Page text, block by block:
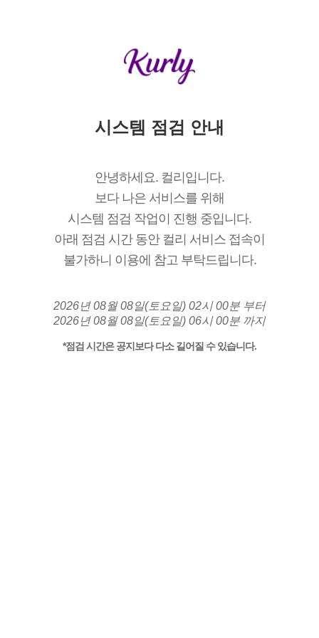
시스템 점검 안내
안녕하세요. 컬리입니다.
보다 나은 서비스를 위해
시스템 점검 작업이 진행 중입니다.
아래 점검 시간 동안 컬리 서비스 접속이
불가하니 이용에 참고 부탁드립니다.
2026년 08월 08일(토요일) 02시 00분 부터
2026년 08월 08일(토요일) 06시 00분 까지
*점검 시간은 공지보다 다소 길어질 수 있습니다.